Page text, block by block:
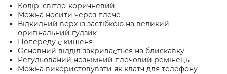
Колір: світло-коричневий
Можна носити через плече
Відкидний верх із застібкою на великий
оригінальний гудзик
Попереду є кишеня
Основний відділ закривається на блискавку
Регульований незнімний плечовий ремінець
Можна використовувати як клатч для телефону